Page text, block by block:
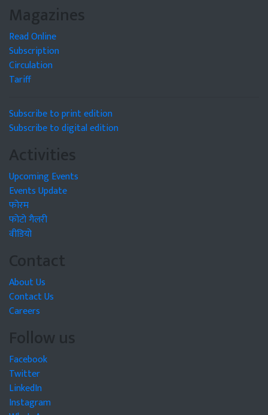
Magazines
Read Online
Subscription
Circulation
Tariff
Subscribe to print edition
Subscribe to digital edition
Activities
Upcoming Events
Events Update
फोरम
फोटो गैलरी
वीडियो
Contact
About Us
Contact Us
Careers
Follow us
Facebook
Twitter
LinkedIn
Instagram